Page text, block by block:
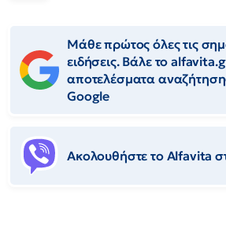
Μάθε πρώτος όλες τις
ειδήσεις. Βάλε το
αποτελέσματα
Google
Ακολουθήστε το Αlfavita